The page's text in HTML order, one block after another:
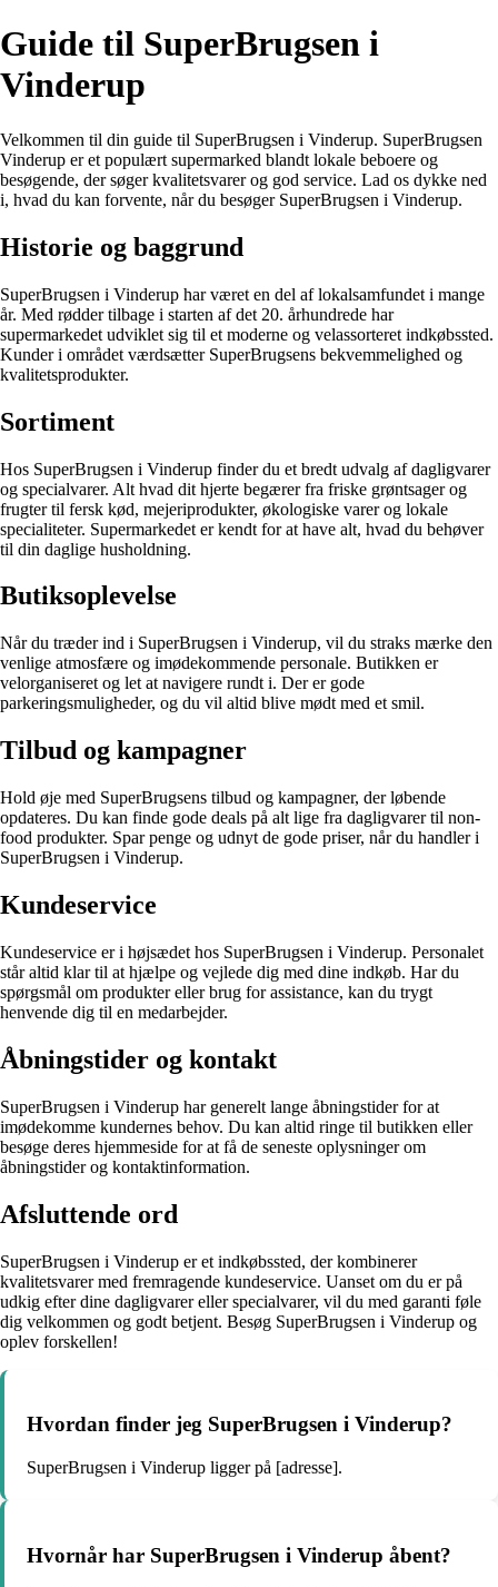
Guide til SuperBrugsen i
Vinderup
Velkommen til din guide til SuperBrugsen i Vinderup. SuperBrugsen
Vinderup er et populært supermarked blandt lokale beboere og
besøgende, der søger kvalitetsvarer og god service. Lad os dykke ned
i, hvad du kan forvente, når du besøger SuperBrugsen i Vinderup.
Historie og baggrund
SuperBrugsen i Vinderup har været en del af lokalsamfundet i mange
år. Med rødder tilbage i starten af det 20. århundrede har
supermarkedet udviklet sig til et moderne og velassorteret indkøbssted.
Kunder i området værdsætter SuperBrugsens bekvemmelighed og
kvalitetsprodukter.
Sortiment
Hos SuperBrugsen i Vinderup finder du et bredt udvalg af dagligvarer
og specialvarer. Alt hvad dit hjerte begærer fra friske grøntsager og
frugter til fersk kød, mejeriprodukter, økologiske varer og lokale
specialiteter. Supermarkedet er kendt for at have alt, hvad du behøver
til din daglige husholdning.
Butiksoplevelse
Når du træder ind i SuperBrugsen i Vinderup, vil du straks mærke den
venlige atmosfære og imødekommende personale. Butikken er
velorganiseret og let at navigere rundt i. Der er gode
parkeringsmuligheder, og du vil altid blive mødt med et smil.
Tilbud og kampagner
Hold øje med SuperBrugsens tilbud og kampagner, der løbende
opdateres. Du kan finde gode deals på alt lige fra dagligvarer til non-
food produkter. Spar penge og udnyt de gode priser, når du handler i
SuperBrugsen i Vinderup.
Kundeservice
Kundeservice er i højsædet hos SuperBrugsen i Vinderup. Personalet
står altid klar til at hjælpe og vejlede dig med dine indkøb. Har du
spørgsmål om produkter eller brug for assistance, kan du trygt
henvende dig til en medarbejder.
Åbningstider og kontakt
SuperBrugsen i Vinderup har generelt lange åbningstider for at
imødekomme kundernes behov. Du kan altid ringe til butikken eller
besøge deres hjemmeside for at få de seneste oplysninger om
åbningstider og kontaktinformation.
Afsluttende ord
SuperBrugsen i Vinderup er et indkøbssted, der kombinerer
kvalitetsvarer med fremragende kundeservice. Uanset om du er på
udkig efter dine dagligvarer eller specialvarer, vil du med garanti føle
dig velkommen og godt betjent. Besøg SuperBrugsen i Vinderup og
oplev forskellen!
Hvordan finder jeg SuperBrugsen i Vinderup?
SuperBrugsen i Vinderup ligger på [adresse].
Hvornår har SuperBrugsen i Vinderup åbent?